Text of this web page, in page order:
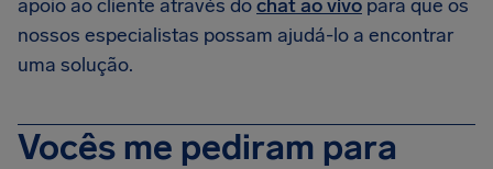
apoio ao cliente através dochat ao vivo para que os
nossos especialistas possam ajudá-lo a encontrar
uma solução.
Vocês me pediram para